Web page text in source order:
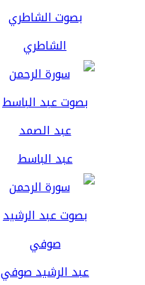
الشاطري
عبد الباسط
عبد الرشيد صوفي